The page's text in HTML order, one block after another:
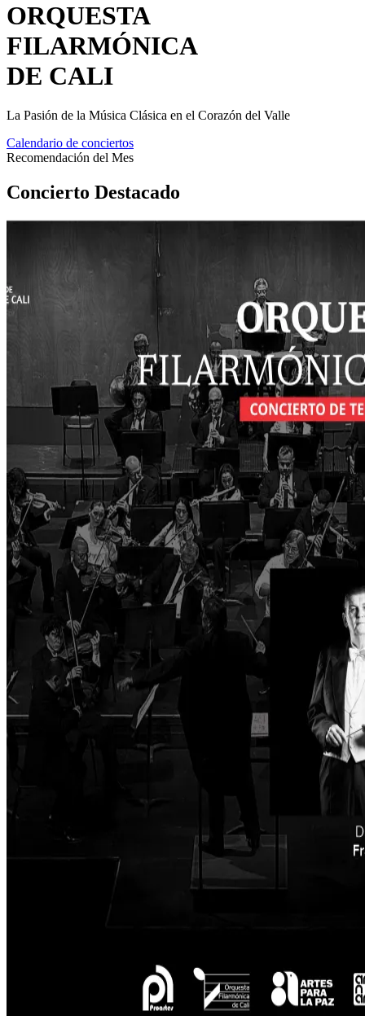
ORQUESTA
FILARMÓNICA
DE CALI
La Pasión de la Música Clásica en el Corazón del Valle
Calendario de conciertos
Recomendación del Mes
Concierto Destacado